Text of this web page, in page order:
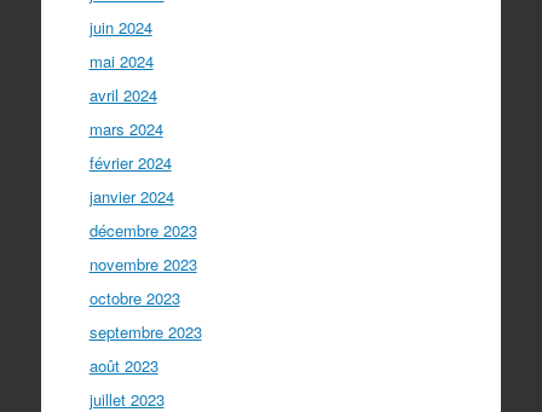
juin 2024
mai 2024
avril 2024
mars 2024
février 2024
janvier 2024
décembre 2023
novembre 2023
octobre 2023
septembre 2023
août 2023
juillet 2023